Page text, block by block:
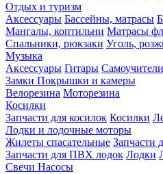
Отдых и туризм
Аксессуары Бассейны, матрасы
Мангалы, коптильни Матрасы
Спальники, рюкзаки Уголь,
Музыка
Аксессуары Гитары Самоучители
Замки Покрышки и камеры
Велорезина Моторезина
Косилки
Запчасти для косилок Косилки
Лодки и лодочные моторы
Жилеты спасательные Запчасти
Запчасти для ПВХ лодок Лодки
Свечи Насосы